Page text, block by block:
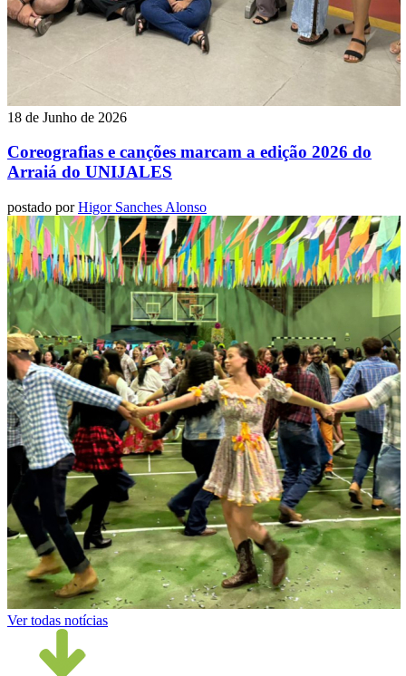
18 de Junho de 2026
Coreografias e canções marcam a edição 2026 do
Arraiá do UNIJALES
postado porHigor Sanches Alonso
Ver todas notícias